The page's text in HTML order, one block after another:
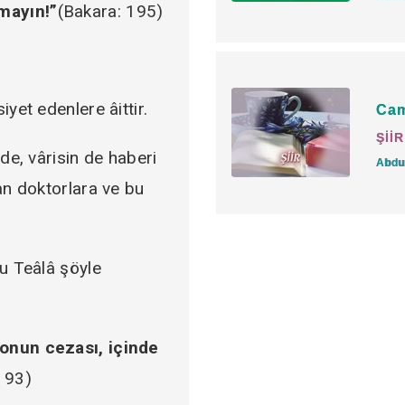
hususta başkalarına
gazabını haketmiş olur.
İfsad ediciler
(Bakara: 195)
edenlere âittir.
vârisin de haberi
doktorlara ve bu
Teâlâ şöyle
cezası, içinde
93)
ŞİİR